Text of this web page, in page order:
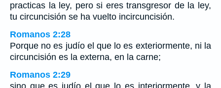
practicas la ley, pero si eres transgresor de la ley,
tu circuncisión se ha vuelto incircuncisión.
Romanos 2:28
Porque no es judío el que lo es exteriormente, ni la
circuncisión es la externa, en la carne;
Romanos 2:29